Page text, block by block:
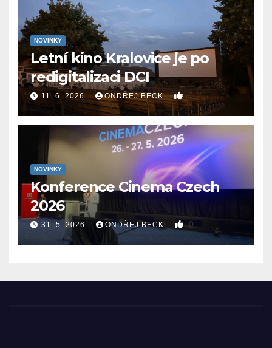
NOVINKY
Letní kino Kralovice je po
redigitalizaci DCI
11. 6. 2026 ONDŘEJ BECK 0
NOVINKY
Konference Cinema Czech
2026
31. 5. 2026 ONDŘEJ BECK 0